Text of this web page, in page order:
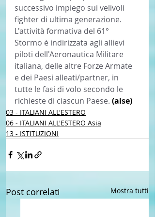
successivo impiego sui velivoli
fighter di ultima generazione.
L'attività formativa del 61°
Stormo è indirizzata agli allievi
piloti dell'Aeronautica Militare
italiana, delle altre Forze Armate
e dei Paesi alleati/partner, in
tutte le fasi di volo secondo le
richieste di ciascun Paese. (aise)
03 - ITALIANI ALL'ESTERO
06 - ITALIANI ALL'ESTERO Asia
13 - ISTITUZIONI
Post correlati Mostra tutti